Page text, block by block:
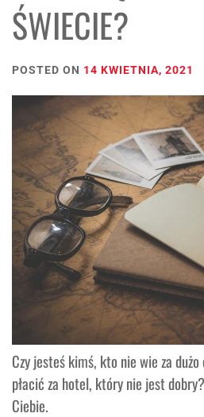
ŚWIECIE?
POSTED ON 14 KWIETNIA, 2021
Czy jesteś kimś, kto nie wie za
płacić za hotel, który nie jest
Ciebie.